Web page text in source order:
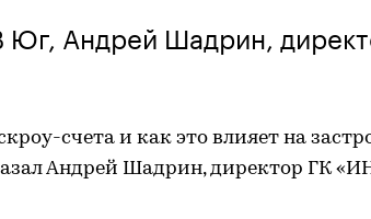
Андрей Шадрин,
счета и как это влияет на
Андрей Шадрин, директор ГК